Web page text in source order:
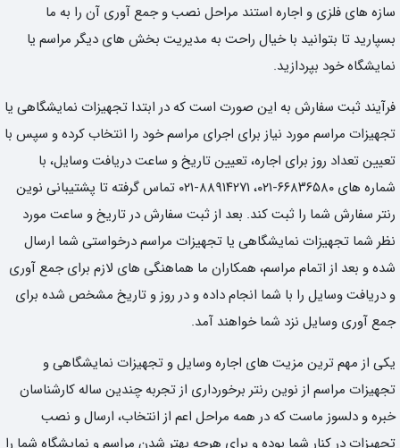
سازه های فلزی و اجاره استند مراحل نصب و جمع آوری آن را به ما
بسپارید تا بتوانید با خیال راحت به مدیریت بخش های دیگر مراسم یا
نمایشگاه خود بپردازید.
فرآیند ثبت سفارش به این صورت است که در ابتدا تجهیزات نمایشگاهی یا
تجهیزات مراسم مورد نیاز برای اجرای مراسم خود را انتخاب کرده و سپس با
تعیین تعداد روز برای اجاره، تعیین تاریخ و ساعت دریافت وسایل، با
شماره های ۶۶۸۳۶۵۸۰-۰۲۱، ۸۸۹۱۴۲۷۱-۰۲۱ تماس گرفته تا پشتیبانی نوین
رنتر سفارش شما را ثبت کند. بعد از ثبت سفارش در تاریخ و ساعت مورد
نظر شما تجهیزات نمایشگاهی یا تجهیزات مراسم درخواستی شما ارسال
شده و بعد از اتمام مراسم، همکاران ما هماهنگی های لازم برای جمع آوری
و دریافت وسایل را با شما انجام داده و در روز و تاریخ مشخص شده برای
جمع آوری وسایل نزد شما خواهند آمد.
یکی از مهم ترین مزیت های اجاره وسایل و تجهیزات نمایشگاهی و
تجهیزات مراسم از نوین رنتر برخورداری از تجربه چندین ساله کارشناسان
خبره و دلسوز ماست که در همه مراحل اعم از انتخاب، ارسال و نصب
تجهیزات در کنار شما بوده و برای هرچه بهتر شدن مراسم و نمایشگاه شما را